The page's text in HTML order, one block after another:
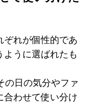
ぞれが個性的であ
ように選ばれたも
の日の気分やファ
合わせて使い分け